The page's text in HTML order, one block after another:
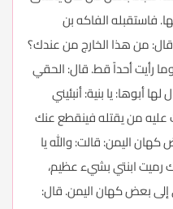
فاستقبله الفاكه بن
من هذا الخارج من عندك؟
وما رأيت أحداً قط. قال: الحقي
أبوها: يا بنية: أنبئيني
من يقتله فينقطع عنك
كهان اليمن: قالت: والله يا
رميت ابنتي بشيء عظيم،
إلى بعض كهان اليمن. قال: